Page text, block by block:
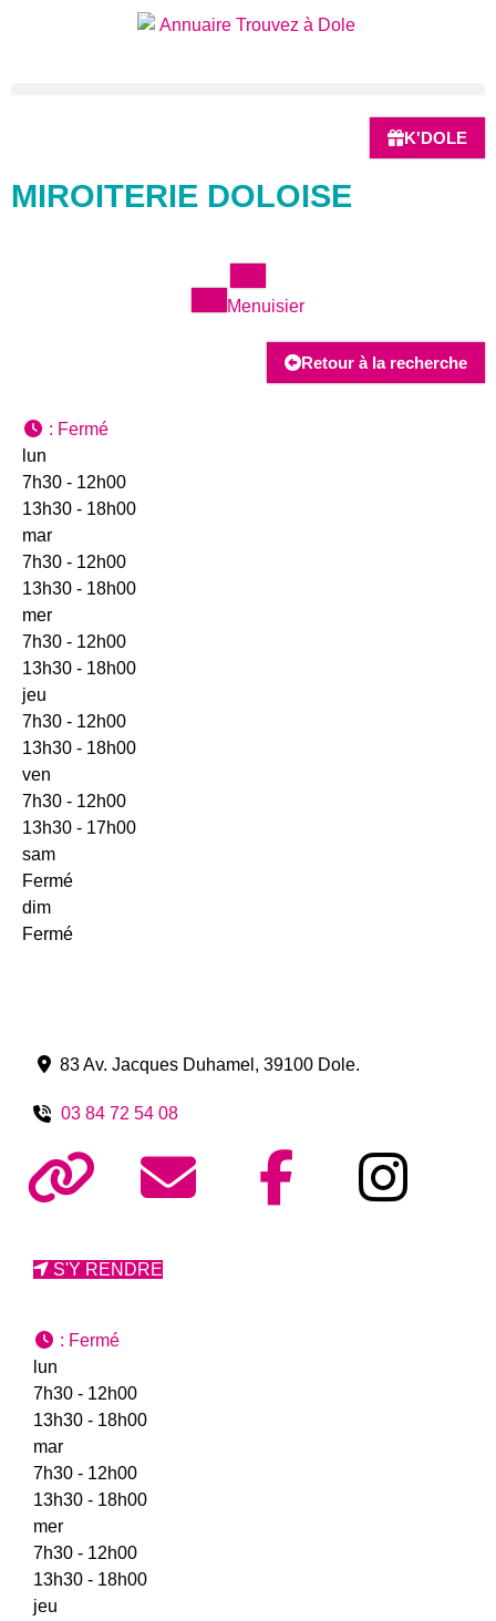
K'DOLE
MIROITERIE DOLOISE
Menuisier
Retour à la recherche
: Fermé
lun
7h30 - 12h00
13h30 - 18h00
mar
7h30 - 12h00
13h30 - 18h00
mer
7h30 - 12h00
13h30 - 18h00
jeu
7h30 - 12h00
13h30 - 18h00
ven
7h30 - 12h00
13h30 - 17h00
sam
Fermé
dim
Fermé
83 Av. Jacques Duhamel , 39100 Dole.
03 84 72 54 08
S'Y RENDRE
: Fermé
lun
7h30 - 12h00
13h30 - 18h00
mar
7h30 - 12h00
13h30 - 18h00
mer
7h30 - 12h00
13h30 - 18h00
jeu